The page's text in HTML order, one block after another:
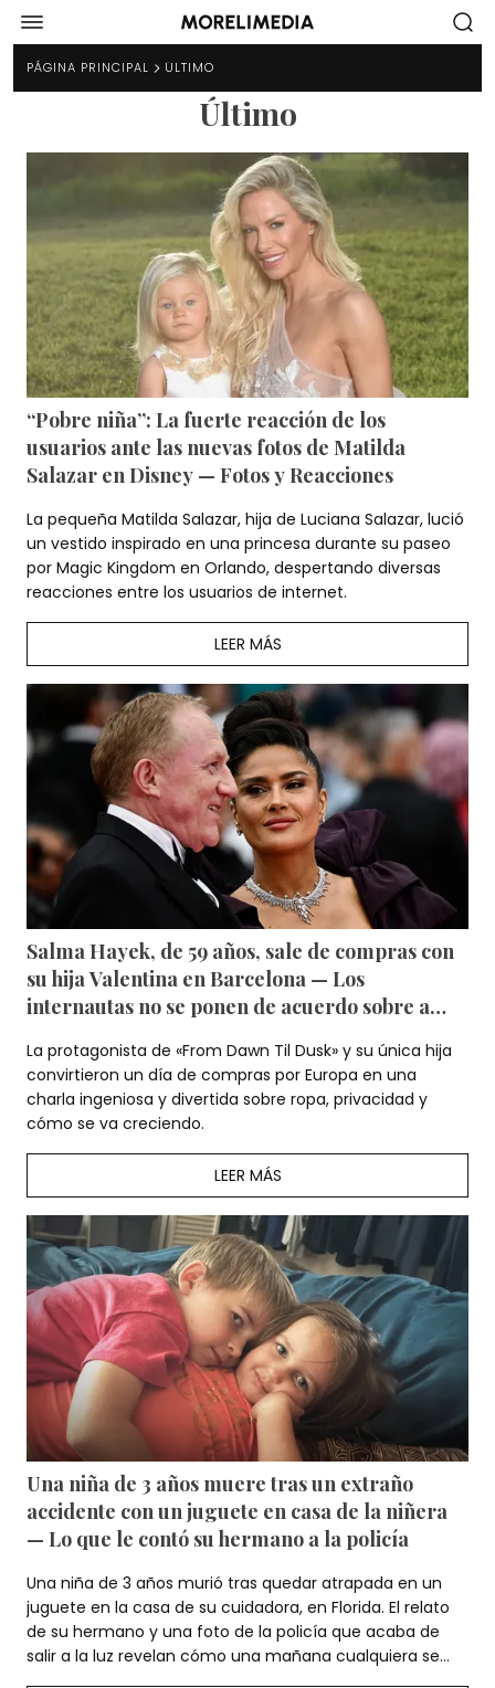
PÁGINA PRINCIPAL ÚLTIMO
Último
“Pobre niña”: La fuerte reacción de los
usuarios ante las nuevas fotos de Matilda
Salazar en Disney — Fotos y Reacciones
La pequeña Matilda Salazar, hija de Luciana Salazar, lució
un vestido inspirado en una princesa durante su paseo
por Magic Kingdom en Orlando, despertando diversas
reacciones entre los usuarios de internet.
LEER MÁS
Salma Hayek, de 59 años, sale de compras con
su hija Valentina en Barcelona — Los
internautas no se ponen de acuerdo sobre a
La protagonista de «From Dawn Til Dusk» y su única hija
convirtieron un día de compras por Europa en una
charla ingeniosa y divertida sobre ropa, privacidad y
cómo se va creciendo.
LEER MÁS
Una niña de 3 años muere tras un extraño
accidente con un juguete en casa de la niñera
— Lo que le contó su hermano a la policía
Una niña de 3 años murió tras quedar atrapada en un
juguete en la casa de su cuidadora, en Florida. El relato
de su hermano y una foto de la policía que acaba de
salir a la luz revelan cómo una mañana cualquiera se